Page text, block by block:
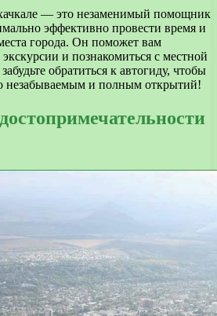
— это незаменимый помощник
эффективно провести время и
города. Он поможет вам
и познакомиться с местной
обратиться к автогиду, чтобы
незабываемым и полным открытий!